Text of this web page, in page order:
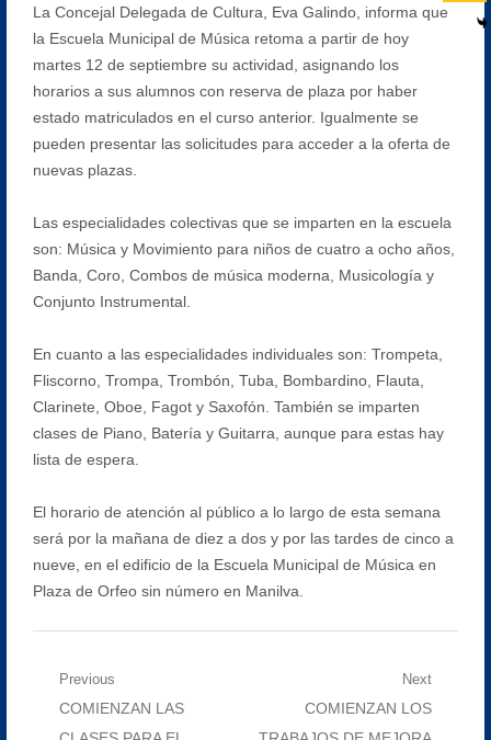
La Concejal Delegada de Cultura, Eva Galindo, informa que
la Escuela Municipal de Música retoma a partir de hoy
martes 12 de septiembre su actividad, asignando los
horarios a sus alumnos con reserva de plaza por haber
estado matriculados en el curso anterior. Igualmente se
pueden presentar las solicitudes para acceder a la oferta de
nuevas plazas.
Las especialidades colectivas que se imparten en la escuela
son: Música y Movimiento para niños de cuatro a ocho años,
Banda, Coro, Combos de música moderna, Musicología y
Conjunto Instrumental.
En cuanto a las especialidades individuales son: Trompeta,
Fliscorno, Trompa, Trombón, Tuba, Bombardino, Flauta,
Clarinete, Oboe, Fagot y Saxofón. También se imparten
clases de Piano, Batería y Guitarra, aunque para estas hay
lista de espera.
El horario de atención al público a lo largo de esta semana
será por la mañana de diez a dos y por las tardes de cinco a
nueve, en el edificio de la Escuela Municipal de Música en
Plaza de Orfeo sin número en Manilva.
Navegación
Previous
Previous
post:
COMIENZAN LAS
Next
Next
post:
COMIENZAN LOS